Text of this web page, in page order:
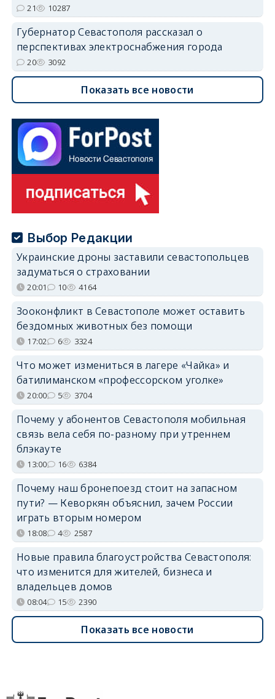
21 10287
Губернатор Севастополя рассказал о
перспективах электроснабжения города
20 3092
Показать все новости
Выбор Редакции
Украинские дроны заставили севастопольцев
задуматься о страховании
20:01 10 4164
Зооконфликт в Севастополе может оставить
бездомных животных без помощи
17:02 6 3324
Что может измениться в лагере «Чайка» и
батилиманском «профессорском уголке»
20:00 5 3704
Почему у абонентов Севастополя мобильная
связь вела себя по-разному при утреннем
блэкауте
13:00 16 6384
Почему наш бронепоезд стоит на запасном
пути? — Кеворкян объяснил, зачем России
играть вторым номером
18:08 4 2587
Новые правила благоустройства Севастополя:
что изменится для жителей, бизнеса и
владельцев домов
08:04 15 2390
Показать все новости